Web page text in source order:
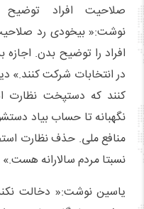
صلاحیت افراد
نوشت:« بیخودی رد
افراد را توضیح بدن.
در انتخابات شرکت
کنند که دستپخت نظارت
نگهبانه تا حساب بیاد
منافع ملی. حذف نظارت
نسبتا مردم سالارانه هست.»
یاسین نوشت:« دخالت